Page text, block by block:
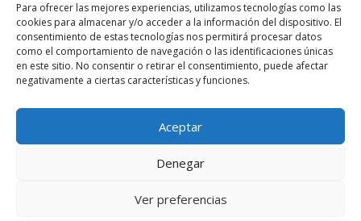
Para ofrecer las mejores experiencias, utilizamos tecnologías como las
cookies para almacenar y/o acceder a la información del dispositivo. El
consentimiento de estas tecnologías nos permitirá procesar datos
como el comportamiento de navegación o las identificaciones únicas
en este sitio. No consentir o retirar el consentimiento, puede afectar
negativamente a ciertas características y funciones.
Aceptar
Denegar
Ver preferencias
Política de cookies (UE)
Canal de denuncias